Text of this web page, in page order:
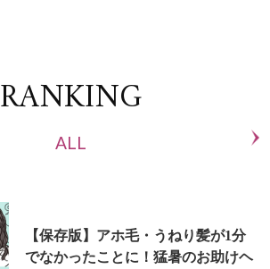
RANKING
ALL
【保存版】アホ毛・うねり髪が1分
でなかったことに！猛暑のお助けヘ